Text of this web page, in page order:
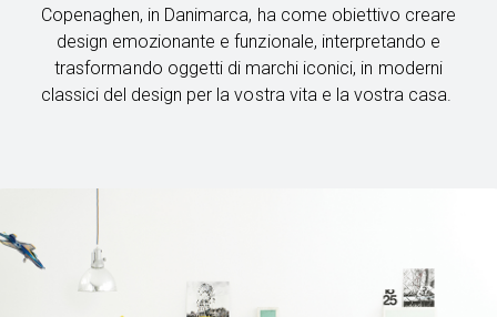
Copenaghen, in Danimarca, ha come obiettivo creare
design emozionante e funzionale, interpretando e
trasformando oggetti di marchi iconici, in moderni
classici del design per la vostra vita e la vostra casa.